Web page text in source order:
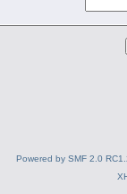
Powered by SMF 2.0